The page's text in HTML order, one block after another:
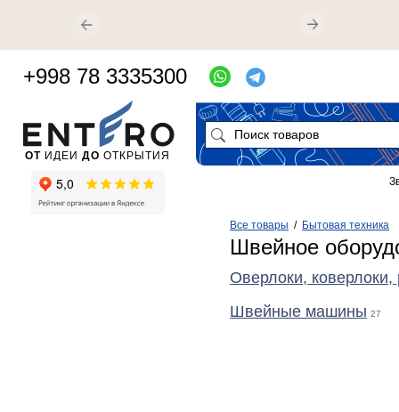
Все товары / Бытовая техника
Швейное
Оверлоки,
Швейные машины 27
ОТ ИДЕИ ДО ОТКРЫТИЯ
+998 78 3335300